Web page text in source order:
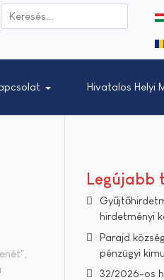
Hivatalos Helyi
Legújabb
hirdetményi
Parajd
pénzügyi
32/2026-os